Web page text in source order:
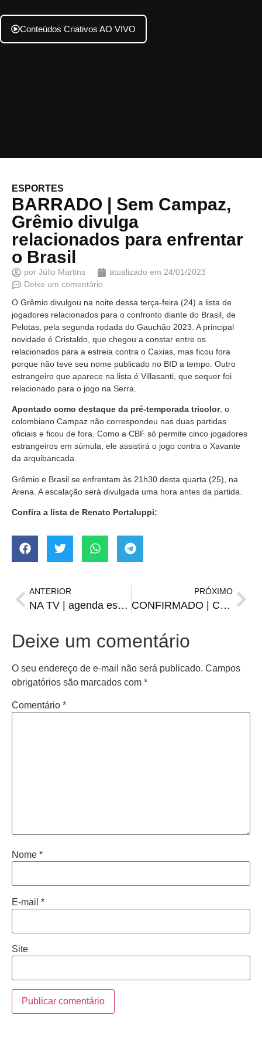
Conteúdos Criativos AO VIVO
ESPORTES
BARRADO | Sem Campaz,
Grêmio divulga
relacionados para enfrentar
o Brasil
por Júlio Martins atualizado em 24/01/2023
Deixe um comentário
O Grêmio divulgou na noite dessa terça-feira (24) a lista de
jogadores relacionados para o confronto diante do Brasil, de
Pelotas, pela segunda rodada do Gauchão 2023. A principal
novidade é Cristaldo, que chegou a constar entre os
relacionados para a estreia contra o Caxias, mas ficou fora
porque não teve seu nome publicado no BID a tempo. Outro
estrangeiro que aparece na lista é Villasanti, que sequer foi
relacionado para o jogo na Serra.
Apontado como destaque da pré-temporada tricolor, o
colombiano Campaz não correspondeu nas duas partidas
oficiais e ficou de fora. Como a CBF só permite cinco jogadores
estrangeiros em súmula, ele assistirá o jogo contra o Xavante
da arquibancada.
Grêmio e Brasil se enfrentam às 21h30 desta quarta (25), na
Arena. A escalação será divulgada uma hora antes da partida.
Confira a lista de Renato Portaluppi:
ANTERIOR
NA TV | agenda esportiva de terça-feira, 24
PRÓXIMO
CONFIRMADO | Com Moledo, Inter divulga relacionados para enfrentar o Avenida
Deixe um comentário
O seu endereço de e-mail não será publicado. Campos
obrigatórios são marcados com *
Comentário *
Nome *
E-mail *
Site